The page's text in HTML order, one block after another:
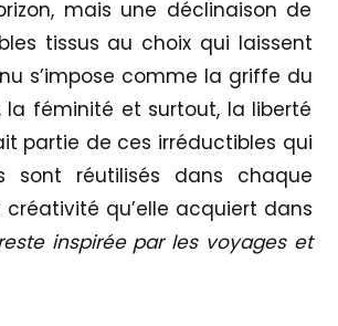
mais une déclinaison de
tissus au choix qui laissent
s’impose comme la griffe du
la féminité et surtout, la liberté
partie de ces irréductibles qui
sont réutilisés dans chaque
qu’elle acquiert dans
inspirée par les voyages et